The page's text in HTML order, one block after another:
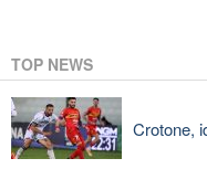
TOP NEWS
Crotone,